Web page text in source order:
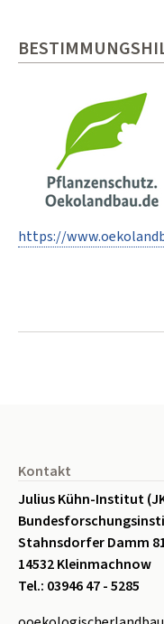
https://
Kontakt
Julius Kühn-Institut
Stahnsdorfer Damm
14532 Kleinmachnow
Tel.: 03946 47 - 5285